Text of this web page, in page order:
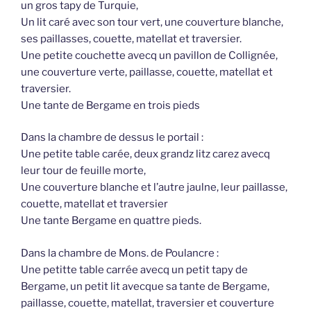
un gros tapy de Turquie,
Un lit caré avec son tour vert, une couverture blanche,
ses paillasses, couette, matellat et traversier.
Une petite couchette avecq un pavillon de Collignée,
une couverture verte, paillasse, couette, matellat et
traversier.
Une tante de Bergame en trois pieds
Dans la chambre de dessus le portail :
Une petite table carée, deux grandz litz carez avecq
leur tour de feuille morte,
Une couverture blanche et l’autre jaulne, leur paillasse,
couette, matellat et traversier
Une tante Bergame en quattre pieds.
Dans la chambre de Mons. de Poulancre :
Une petitte table carrée avecq un petit tapy de
Bergame, un petit lit avecque sa tante de Bergame,
paillasse, couette, matellat, traversier et couverture